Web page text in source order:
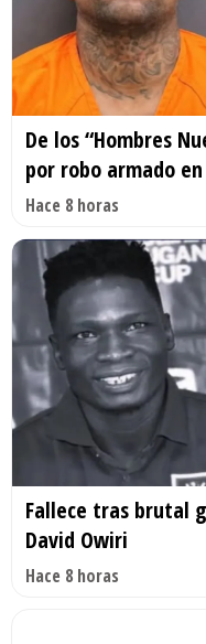
De los “Hombres
por robo armado
Hace 8 horas
Fallece tras brutal
David Owiri
Hace 8 horas